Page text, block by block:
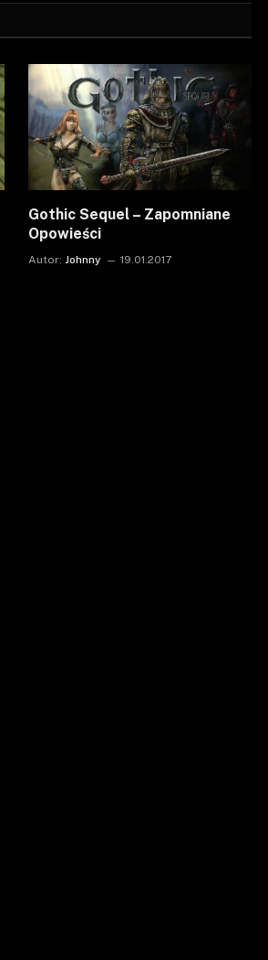
Gothic Sequel – Zapomniane
Opowieści
Autor: Johnny 19.01.2017